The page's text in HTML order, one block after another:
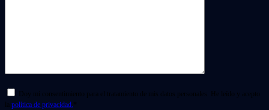
Doy mi consentimiento para el tratamiento de mis datos personales. He leído y acepto
la política de privacidad. *